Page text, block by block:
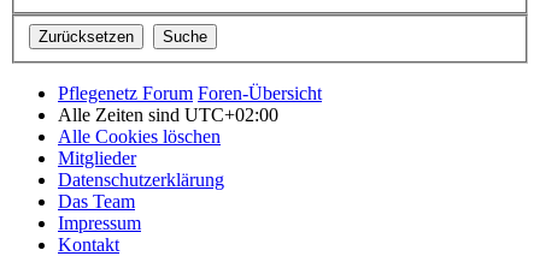
Pflegenetz Forum Foren-Übersicht
Alle Zeiten sind UTC+02:00
Alle Cookies löschen
Mitglieder
Datenschutzerklärung
Das Team
Impressum
Kontakt